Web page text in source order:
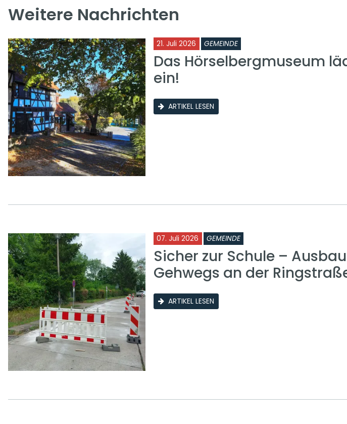
Weitere Nachrichten
21. Juli 2026 GEMEINDE
Das Hörselbergmuseum
ein!
ARTIKEL LESEN
07. Juli 2026 GEMEINDE
Sicher zur Schule –
Gehwegs an der
ARTIKEL LESEN